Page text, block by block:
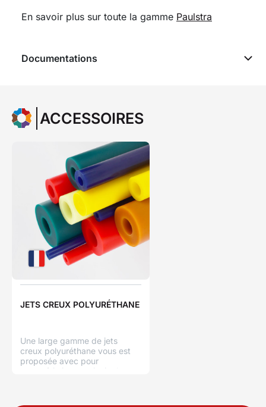
En savoir plus sur toute la gamme Paulstra
Documentations
ACCESSOIRES
JETS CREUX POLYURÉTHANE
Une large gamme de jets
creux polyuréthane vous est
proposée avec pour
caractéristiques principales: